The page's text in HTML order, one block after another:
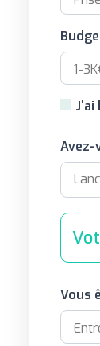
J'ai
Avez-
Vous